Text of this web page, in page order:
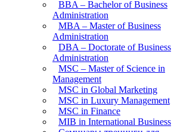
BBA – Bachelor of Business
Administration
MBA – Master of Business
Administration
DBA – Doctorate of Business
Administration
MSC – Master of Science in
Management
MSC in Global Marketing
MSC in Luxury Management
MSC in Finance
MIB in International Business